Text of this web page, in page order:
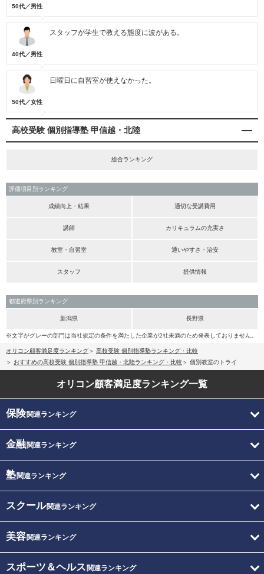
50代／男性
40代／男性
スタッフが学生で教える態度に波がある。
50代／女性
日曜日に自習室が使えなかった。
高校受験 個別指導塾 甲信越・北陸
総合ランキング
評価項目別ランキング
成績向上・結果 適切な受講費用
講師 カリキュラムの充実さ
教室・自習室 通いやすさ・治安
スタッフ 提供情報
都道府県別ランキング
新潟県 長野県
※文字がグレーの部門は当社規定の条件を満たした企業が2社未満のため発表しておりません。
オリコン顧客満足度ランキング
高校受験 個別指導塾ランキング・比較
おすすめの高校受験 個別指導塾 甲信越・北陸ランキング・比較
個別教室のトライ
オリコン顧客満足度ランキング一覧
保険関連ランキング
金融関連ランキング
塾関連ランキング
スクール関連ランキング
美容関連ランキング
スポーツ＆ヘルス 関連ランキング